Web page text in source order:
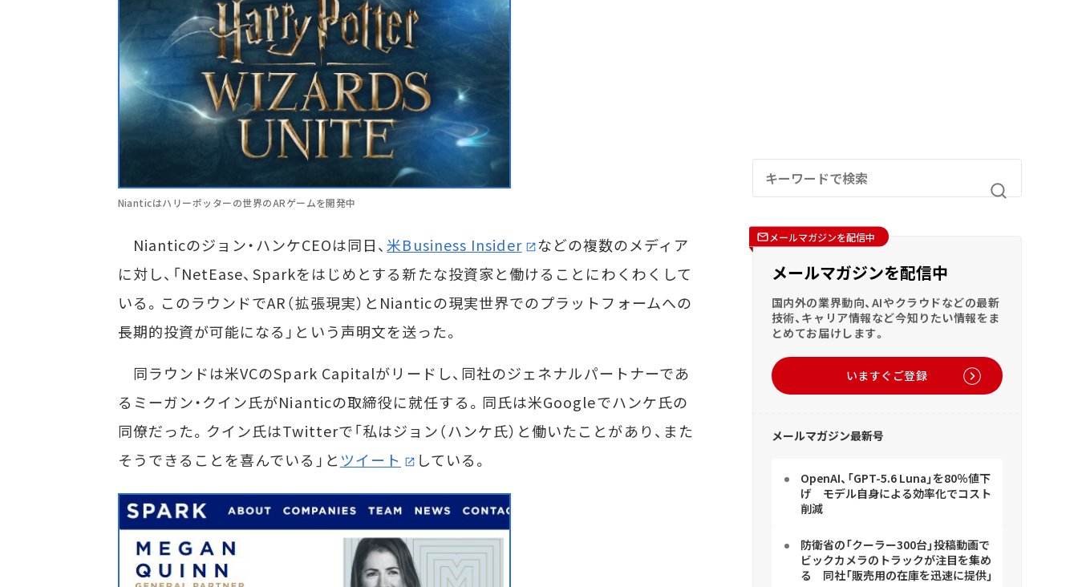
Nianticはハリーポッターの世界のARゲームを開発中
Nianticのジョン・ハンケCEOは同日、米Business Insider
などの複数のメディア
に対し、「NetEase、Sparkをはじめとする新たな投資家と働けることにわくわくして
いる。このラウンドでAR（拡張現実）とNianticの現実世界でのプラットフォームへの
長期的投資が可能になる」という声明文を送った。
同ラウンドは米VCのSpark Capitalがリードし、同社のジェネナルパートナーであ
るミーガン・クイン氏がNianticの取締役に就任する。同氏は米Googleでハンケ氏の
同僚だった。クイン氏はTwitterで「私はジョン（ハンケ氏）と働いたことがあり、また
そうできることを喜んでいる」と ツイート している。
メールマガジンを配信中
メールマガジンを配信中
国内外の業界動向、AIやクラウドなどの最新
技術、キャリア情報など今知りたい情報をま
とめてお届けします。
いますぐご登録
メールマガジン最新号
OpenAI、「GPT-5.6 Luna」を80％値下
げ モデル自身による効率化でコスト
削減
防衛省の「クーラー300台」投稿動画で
ビックカメラのトラックが注目を集め
る 同社「販売用の在庫を迅速に提供」